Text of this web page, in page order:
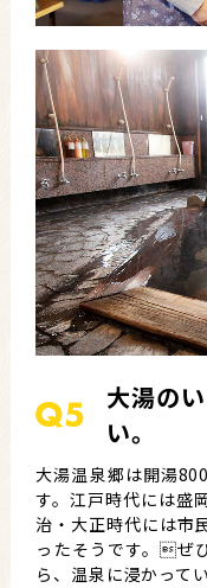
大湯の
い。
大湯温泉郷は開湯
す。江戸時代には盛
治・大正時代には市
ったそうです。ぜ
ら、温泉に浸かって